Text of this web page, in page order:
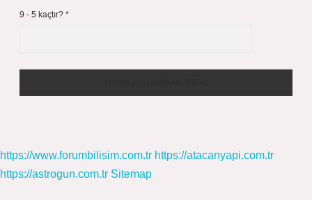
9 - 5 kaçtır? *
https://www.forumbilisim.com.tr https://atacanyapi.com.tr
https://astrogun.com.tr Sitemap